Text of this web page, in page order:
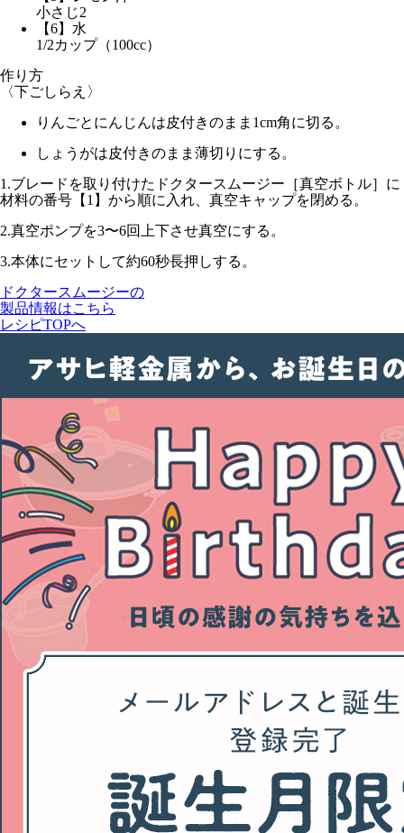
小さじ2
【6】水
1/2カップ（100cc）
作り方
〈下ごしらえ〉
りんごとにんじんは皮付きのまま1cm角に切る。
しょうがは皮付きのまま薄切りにする。
1.ブレードを取り付けたドクタースムージー［真空ボトル］に
材料の番号【1】から順に入れ、真空キャップを閉める。
2.真空ポンプを3〜6回上下させ真空にする。
3.本体にセットして約60秒長押しする。
ドクタースムージーの
製品情報はこちら
レシピTOPへ